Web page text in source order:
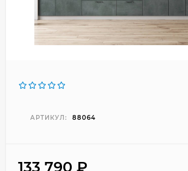
АРТИКУЛ: 88064
133 790 ₽